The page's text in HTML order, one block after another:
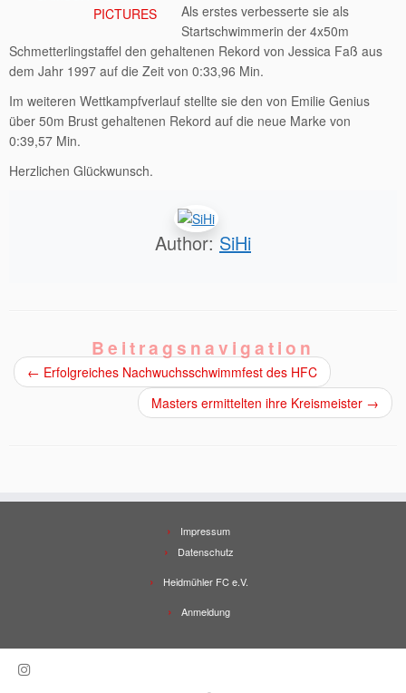
Als erstes verbesserte sie als
Startschwimmerin der 4x50m
Schmetterlingstaffel den gehaltenen Rekord von Jessica Faß aus
dem Jahr 1997 auf die Zeit von 0:33,96 Min.
Im weiteren Wettkampfverlauf stellte sie den von Emilie Genius
über 50m Brust gehaltenen Rekord auf die neue Marke von
0:39,57 Min.
Herzlichen Glückwunsch.
Author: SiHi
Beitragsnavigation
← Erfolgreiches Nachwuchsschwimmfest des HFC
Masters ermittelten ihre Kreismeister →
Impressum
Datenschutz
Heidmühler FC e.V.
Anmeldung